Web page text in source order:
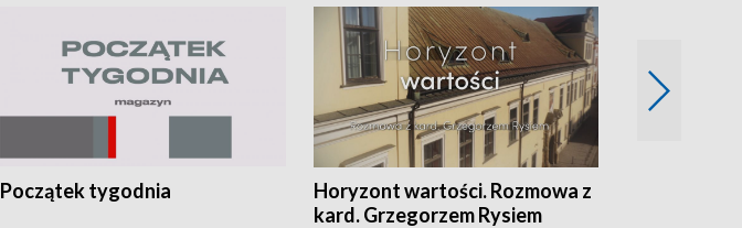
Początek tygodnia
Horyzont wartości. Rozmowa z
kard. Grzegorzem Rysiem